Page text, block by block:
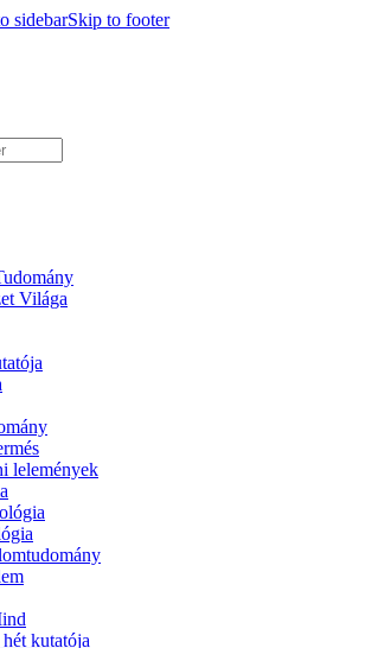
sidebarSkip to footer
Világa
lelemények
kutatója